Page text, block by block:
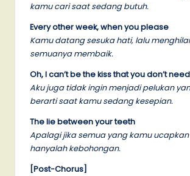
kamu cari saat sedang butuh.
Every other week, when you please
Kamu datang sesuka hati, lalu
semuanya membaik.
Oh, I can’t be the kiss that you don’t need
Aku juga tidak ingin menjadi pelukan
berarti saat kamu sedang kesepian.
The lie between your teeth
Apalagi jika semua yang kamu
hanyalah kebohongan.
[Post-Chorus]